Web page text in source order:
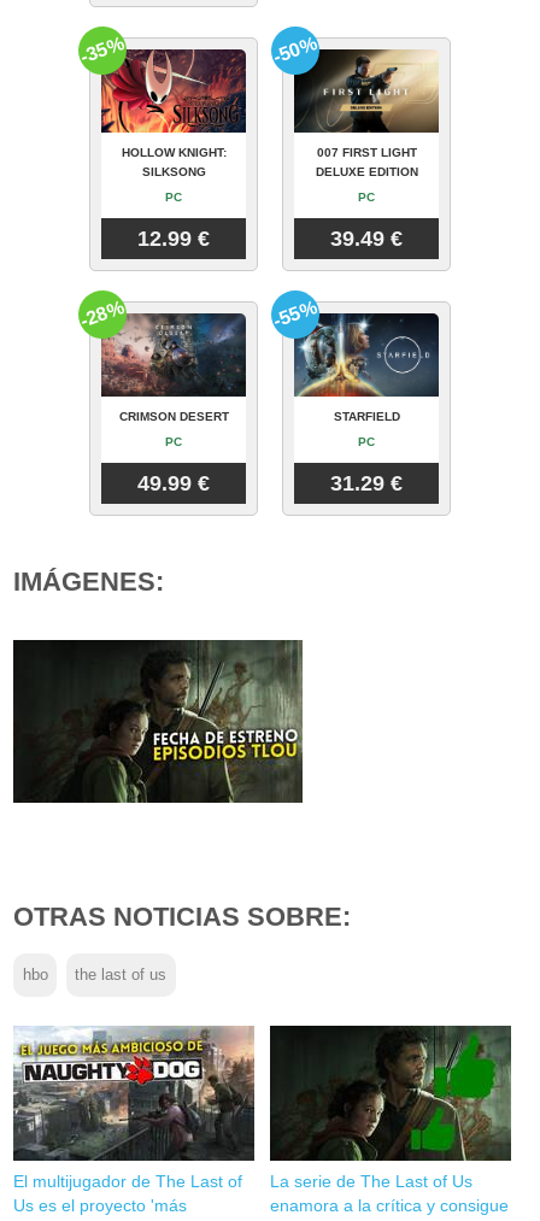
HOLLOW KNIGHT:
SILKSONG
PC
12.99 €
-35%
007 FIRST LIGHT
DELUXE EDITION
PC
39.49 €
-50%
CRIMSON DESERT
PC
49.99 €
-28%
STARFIELD
PC
31.29 €
-55%
IMÁGENES:
OTRAS NOTICIAS SOBRE:
hbo the last of us
El multijugador de The Last of
Us es el proyecto 'más
La serie de The Last of Us
enamora a la crítica y consigue